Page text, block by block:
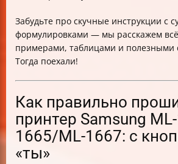
Забудьте про скучные инструкции с
формулировками — мы расскажем
примерами, таблицами и полезными
Тогда поехали!
Как правильно
принтер Samsung
1665/ML-1667: с
«ты»